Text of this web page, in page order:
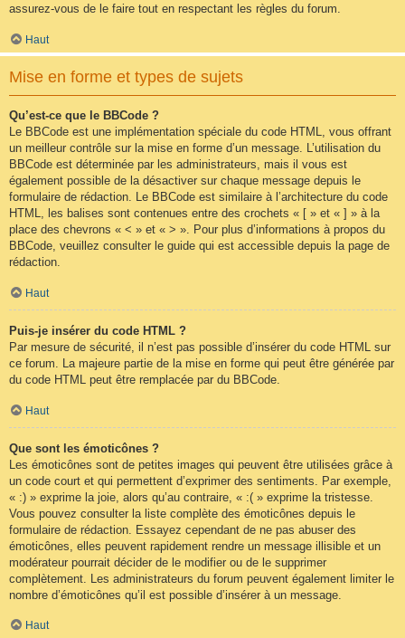
assurez-vous de le faire tout en respectant les règles du forum.
Haut
Mise en forme et types de sujets
Qu’est-ce que le BBCode ?
Le BBCode est une implémentation spéciale du code HTML, vous offrant
un meilleur contrôle sur la mise en forme d’un message. L’utilisation du
BBCode est déterminée par les administrateurs, mais il vous est
également possible de la désactiver sur chaque message depuis le
formulaire de rédaction. Le BBCode est similaire à l’architecture du code
HTML, les balises sont contenues entre des crochets « [ » et « ] » à la
place des chevrons « < » et « > ». Pour plus d’informations à propos du
BBCode, veuillez consulter le guide qui est accessible depuis la page de
rédaction.
Haut
Puis-je insérer du code HTML ?
Par mesure de sécurité, il n’est pas possible d’insérer du code HTML sur
ce forum. La majeure partie de la mise en forme qui peut être générée par
du code HTML peut être remplacée par du BBCode.
Haut
Que sont les émoticônes ?
Les émoticônes sont de petites images qui peuvent être utilisées grâce à
un code court et qui permettent d’exprimer des sentiments. Par exemple,
« :) » exprime la joie, alors qu’au contraire, « :( » exprime la tristesse.
Vous pouvez consulter la liste complète des émoticônes depuis le
formulaire de rédaction. Essayez cependant de ne pas abuser des
émoticônes, elles peuvent rapidement rendre un message illisible et un
modérateur pourrait décider de le modifier ou de le supprimer
complètement. Les administrateurs du forum peuvent également limiter le
nombre d’émoticônes qu’il est possible d’insérer à un message.
Haut